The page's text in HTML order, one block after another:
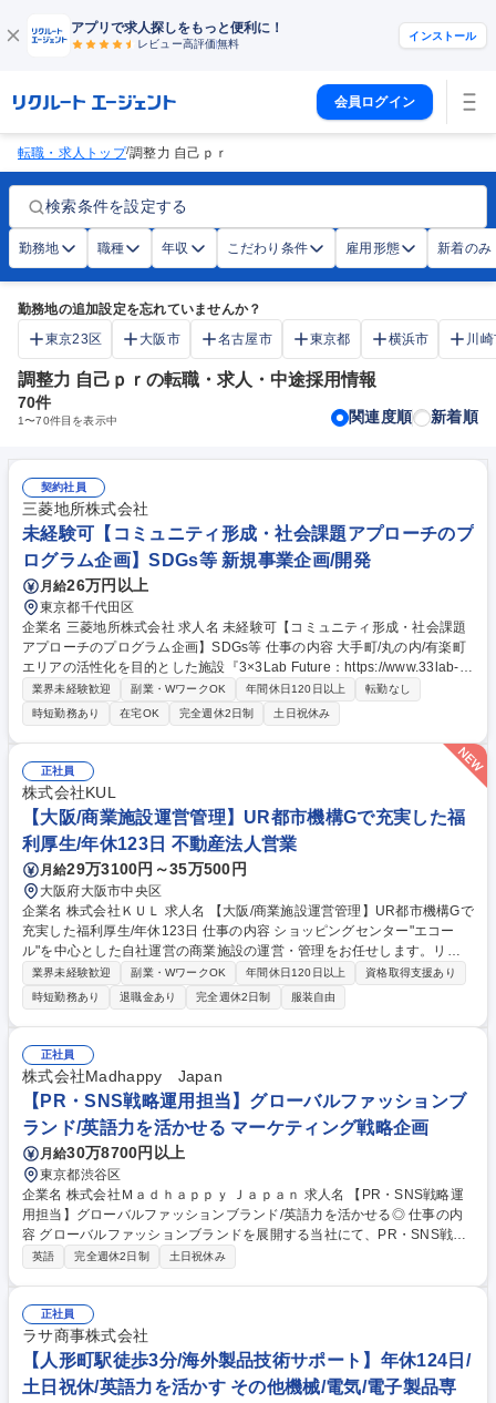
アプリで求人探しをもっと便利に！
レビュー高評価無料
インストール
会員ログイン
転職・求人トップ/調整力 自己ｐｒ
検索条件を設定する
勤務地 職種 年収 こだわり条件 雇用形態 新着のみ
勤務地の追加設定を忘れていませんか？
東京23区
大阪市 名古屋市 東京都 横浜市 川
調整力 自己ｐｒの転職・求人・中途採用情報
70件
1〜70件目を表示中 関連度順 新着順
契約社員
三菱地所株式会社
未経験可【コミュニティ形成・社会課題アプローチのプ
ログラム企画】SDGs等 新規事業企画/開発
月給26万円以上
東京都千代田区
企業名 三菱地所株式会社 求人名 未経験可【コミュニティ形成・社会課題
アプローチのプログラム企画】SDGs等 仕事の内容 大手町/丸の内/有楽町
エリアの活性化を目的とした施設『3×3Lab Future：https://www.33lab-fu
ture.jp/』を活用したコミュニティ形成業務やプロジェクト(イベント)推進
を担当します。 『3×3Lab Future』を拠点に、SDGsや地方創生、次世代
教育(STEAM教育等)をテーマとした社会課題解決に向けたプロジェクト
を、企業・NPO・自治体などと連携し企画・運営します。イベントの企画
から実施、ゲストとの調整、委託先管理まで幅広くお任せします。また、
形成したコミュニティを維持・発展させるための関係構築も重要な業務で
す。WebサイトやSNS、紙媒体等を活用した情報発信などのPR戦略の実
行も行います。 募集職種 未経験可【コミュニティ形成・社会課題アプロ
ーチのプログラム企画】SDGs等
業界未経験歓迎 副業・WワークOK 年間休日120日以上
転勤なし
時短勤務あり
在宅OK 完全週休2日制 土日祝休み
正社員
株式会社KUL
【大阪/商業施設運営管理】UR都市機構Gで充実した福
利厚生/年休123日 不動産法人営業
月給29万3100円～35万500円
大阪府大阪市中央区
企業名 株式会社ＫＵＬ 求人名 【大阪/商業施設運営管理】UR都市機構Gで
充実した福利厚生/年休123日 仕事の内容 ショッピングセンター"エコー
ル"を中心とした自社運営の商業施設の運営・管理をお任せします。リー
シングや集客のイベント企画、テナント対応の課題解決等に携わっていた
だきます。 【具体的には】■施設の維持管理・点検：営業所と連携して建
物設備等の保守、修繕の手配や警備、防災等の調整 ■空きテナントのリー
シングやリニューアルの調整 ■販売促進や地域活性化のイベントを営業所
と連携して企画・実施 ■その他利用者からのご意見やクレーム対応、サー
ビス改善、情報提供や広報等 ※建物の加工や改変等の作業は含まれませ
ん。 募集職種 【大阪/商業施設運営管理】UR都市機構Gで充実した福利厚
生/年休123日
業界未経験歓迎 副業・WワークOK 年間休日120日以上
資格取得支援あり
時短勤務あり
退職金あり 完全週休2日制 服装自由
正社員
株式会社Madhappy Japan
【PR・SNS戦略運用担当】グローバルファッションブ
ランド/英語力を活かせる マーケティング戦略企画
月給30万8700円以上
東京都渋谷区
企業名 株式会社Ｍａｄｈａｐｐｙ Ｊａｐａｎ 求人名 【PR・SNS戦略運
用担当】グローバルファッションブランド/英語力を活かせる◎ 仕事の内
容 グローバルファッションブランドを展開する当社にて、PR・SNS戦略
立案/企画/運用担当者を募集します。 【主な業務内容】■当該事業におけ
■SNSを活用したユーザー参加型のオンライン・オフラインでのプロモー
ション企画・提案 ■SNSマーケティングに関する企画・提案 ■インフルエ
ンサー、クリエイターとのコラボレーション施策の企画/実行 ■リース業務
■プレスリリース作成 募集職種 【PR・SNS戦略運用担当】グローバルフ
ァッションブランド/英語力を活かせる◎
英語 完全週休2日制 土日祝休み
正社員
ラサ商事株式会社
【人形町駅徒歩3分/海外製品技術サポート】年休124日/
土日祝休/英語力を活かす その他機械/電気/電子製品専